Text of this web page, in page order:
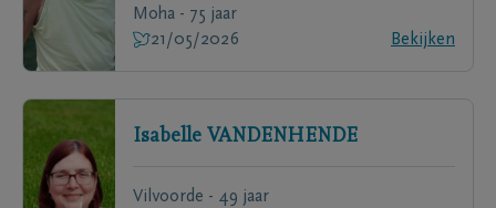
Moha - 75 jaar
21/05/2026
Bekijken
Isabelle VANDENHENDE
Vilvoorde - 49 jaar